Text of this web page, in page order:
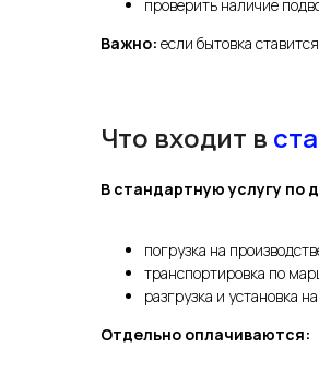
проверить наличие
Важно: если бытовка
Что входит в
В стандартную услугу по
погрузка на
транспортировка по
разгрузка и установка
Отдельно оплачиваются: